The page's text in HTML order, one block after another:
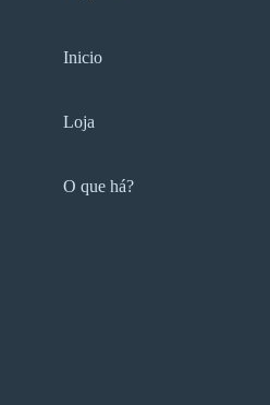
Inicio
Loja
O que há?